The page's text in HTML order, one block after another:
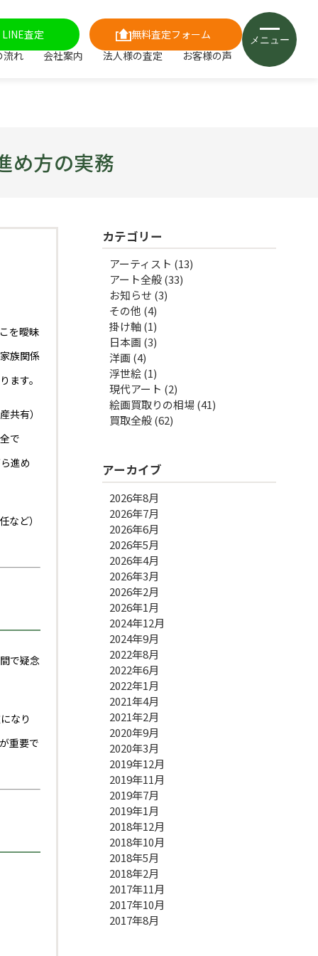
査定
無料査定フォーム
流れ
会社案内 法人様の査定 お客様の声
メニュー
め方の実務
を曖昧
族関係
ます。
共有）
で
進め
ど）
で疑念
なり
重要で
カテゴリー
アーティスト (13)
アート全般(33)
お知らせ (3)
その他 (4)
掛け軸(1)
日本画(3)
洋画(4)
浮世絵(1)
現代アート (2)
絵画買取りの相場(41)
買取全般(62)
アーカイブ
2026年8月
2026年7月
2026年6月
2026年5月
2026年4月
2026年3月
2026年2月
2026年1月
2024年12月
2024年9月
2022年8月
2022年6月
2022年1月
2021年4月
2021年2月
2020年9月
2020年3月
2019年12月
2019年11月
2019年7月
2019年1月
2018年12月
2018年10月
2018年5月
2018年2月
2017年11月
2017年10月
2017年8月